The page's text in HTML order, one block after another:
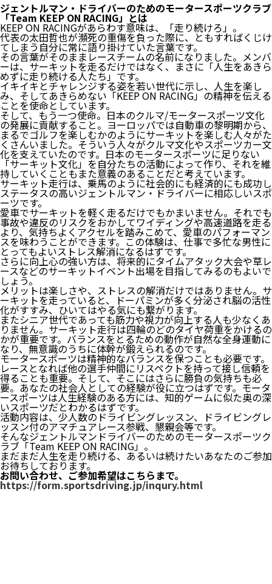
ジェントルマン・ドライバーのためのモータースポーツクラブ
「Team KEEP ON RACING」とは
KEEP ON RACINGがあらわす意味は、「走り続けろ」。
代表の太田哲也が瀕死の重傷を負った際に、ともすればくじけ
てしまう自分に常に語り掛けていた言葉です。
その言葉がそのままレースチームの名前になりました。メンバ
ーは、サーキットを走るだけではなく、まさに「人生をあきら
めずに走り続ける人たち」です。
イキイキとチャレンジする姿を若い世代に示し、人生を楽し
み、そしてあきらめない「KEEP ON RACING」の精神を伝える
ことを使命としています。
そして、もう一つ使命。日本のクルマ/モータースポーツ文化
の発展に貢献すること。ヨーロッパでは自動車の黎明期から、
まるでゴルフを楽しむかのようにサーキットを楽しむ人々がた
くさんいました。そういう人々がクルマ文化やスポーツカー文
化を支えていたのです。日本のモータースポーツに足りない
「サーキット文化」を自分たちの活動によって作り、それを維
持していくこともまた意義のあることだと考えています。
サーキット走行は、乗馬のように社会的にも経済的にも成功し
ステータスの高いジェントルマン・ドライバーに相応しいスポ
ーツです。
愛車でサーキットを軽く走るだけでもかまいません。それでも
事故や違反のリスクをおかしてワイディングや高速道路を走る
より、気持ちよくアクセルを踏みこめて、愛車のパフォーマン
スを味わうことができます。この体験は、仕事で多忙な男性に
とってもよいストレス解消になるはずです。
さらに向上心の強い方は、将来的にタイムアタック大会や草レ
ースなどのサーキットイベント出場を目指してみるのもよいで
しょう。
メリットは楽しさや、ストレスの解消だけではありません。サ
ーキットを走っていると、ドーパミンが多く分泌され脳の活性
化がすすみ、ひいてはやる気にも繋がります。
またシニア世代であっても筋力や視力が向上する人も少なくあ
りません。サーキット走行は四輪のどのタイヤ荷重をかけるの
かが重要です。バランスをとるための動作が自然な全身運動に
なり、無意識のうちに体幹が鍛えられるのです。
モータースポーツは精神的なバランスを保つことも必要です。
レースとなれば他の選手仲間にリスペクトを持って接し信頼を
得ることも重要。そして、そこにはさらに勝負の気持ちも必
要。あなたの社会人としての経験が役に立つはずです。モータ
ースポーツは人生経験のある方には、知的ゲームに似た奥の深
いスポーツだとわかるはずです。
活動内容は、少人数のドライビングレッスン、ドライビングレ
ッスン付のアマチュアレース参戦、懇親会等です。
そんなジェントルマンドライバーのためのモータースポーツク
ラブ「Team KEEP ON RACING」。
まだまだ人生を走り続ける、あるいは続けたいあなたのご参加
お待ちしております。
お問い合わせ、ご参加希望はこちらまで。
https://form.sportsdriving.jp/inqury.html